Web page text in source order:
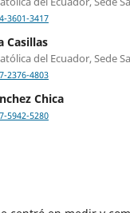
3601-3417
Casillas
del Ecuador, Sede
2376-4803
Chica
5942-5280